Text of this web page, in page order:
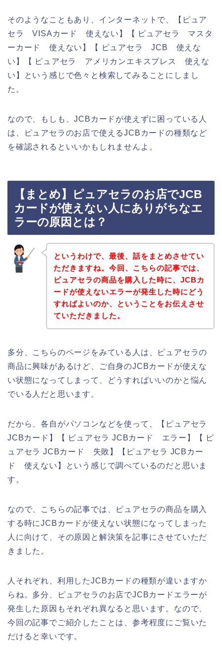
そのようなこともあり、インターネットで、【ピュア
セラ VISAカード 使えない】【 ピュアセラ マスタ
ーカード 使えない】【 ピュアセラ JCB 使えな
い】【 ピュアセラ アメリカンエキスプレス 使えな
い】という感じで色々と検索してみることにしまし
た。
なので、もしも、JCBカードが使えずに困っている人
は、ピュアセラのお店で使えるJCBカードの種類など
を確認されるといいかもしれませんよ。
【まとめ】ピュアセラのお店でJCB
カードが使えない人にありがちなエ
ラーの原因とは？
というわけで、最後、話をまとめさせてい
ただきますね。今回、こちらの記事では、
ピュアセラの商品を購入した時に、JCBカ
ードが使えないエラーが発生した時にどう
すればよいのか、ということをお伝えさせ
ていただきました。
多分、こちらのページをみている人は、ピュアセラの
商品に興味があるけど、ご自身のJCBカードが使えな
い状態になってしまって、どうすればいいのかと悩ん
でいる人だと思います。
だから、各自がパソコンなどを使って、【ピュアセラ
JCBカード】【 ピュアセラ JCBカード エラー】【 ピ
ュアセラ JCBカード 失敗】【ピュアセラ JCBカー
ド 使えない】という感じで調べているのだと思いま
す。
なので、こちらの記事では、ピュアセラの商品を購入
する時にJCBカードが使えない状態になってしまった
人に向けて、その原因と解決策を記事にさせていただ
きました。
人それぞれ、利用したJCBカードの種類が違いますか
らね。多分、ピュアセラのお店でJCBカードエラーが
発生した原因もそれぞれ異なると思います。なので、
今回の記事でご紹介したことは、参考程度にご覧いた
だけると幸いです。